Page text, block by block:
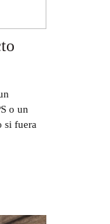
o un
si fuera